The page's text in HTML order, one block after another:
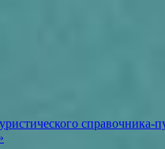
справочника-